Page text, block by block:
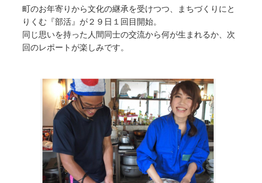
町のお年寄りから文化の継承を受けつつ、まちづくりにと
りくむ『部活』が２９日１回目開始。
同じ思いを持った人間同士の交流から何が生まれるか、次
回のレポートが楽しみです。